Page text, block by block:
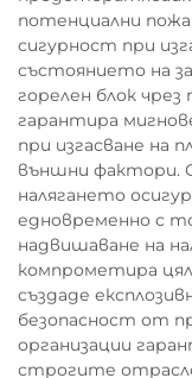
потенциални
сигурност при
състоянието на
горелен блок
гарантира
при изгасване на
външни фактори.
налягането
едновременно с
надвишаване на
компрометира
създаде
безопасност от
организации
строгите